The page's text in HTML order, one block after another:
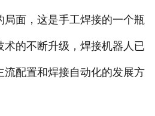
局面，这是手工焊接的一个瓶
术的不断升级，焊接机器人已
流配置和焊接自动化的发展方